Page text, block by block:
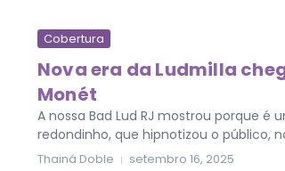
Cobertura
Nova era da Ludmilla
Monét
A nossa Bad Lud RJ mostrou porque
redondinho, que hipnotizou o público,
Thainá Doble setembro 16, 2025